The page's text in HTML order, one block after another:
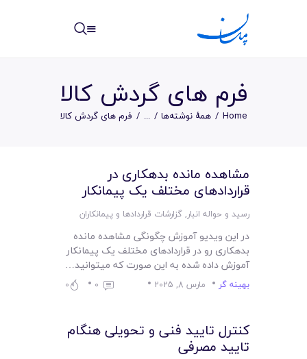
فرم های گردش کالا
Home همهٔ نوشته‌ها ... فرم های گردش کالا
نوشته ها
مرکز آموزش
امکانات
سیستم ها
مشاهده مانده بدهکاری در
قراردادهای مختلف یک پیمانکار
رسید و حواله انبار,گزارشات قراردادها و پیمانکاران
در این ویدیو آموزش چگونگی مشاهده مانده
بدهکاری رو در قراردادهای مختلف یک پیمانکار
آموزش داده شده به این صورت که میتوانید…
بهینه گر مارس 8, 2025 0
0
کنترل تایید فنی و تحویلی هنگام
تایید مصرفی